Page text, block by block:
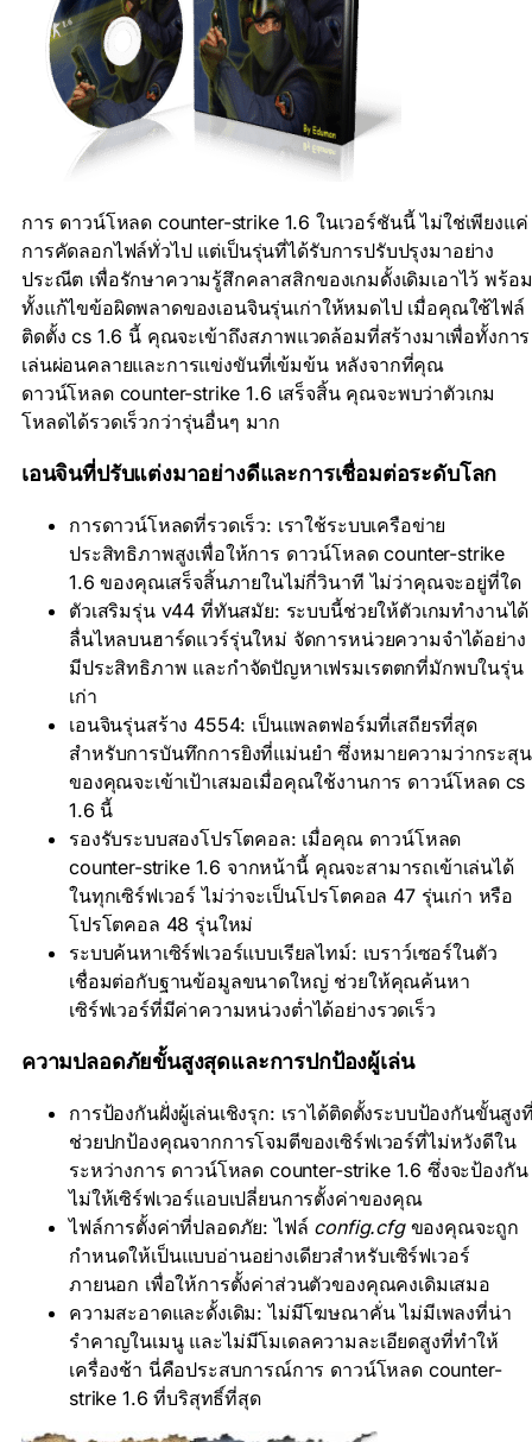
การ ดาวน์โหลด counter-strike 1.6 ในเวอร์ชันนี้ ไม่ใช่เพียงแค่
การคัดลอกไฟล์ทั่วไป แต่เป็นรุ่นที่ได้รับการปรับปรุงมาอย่าง
ประณีต เพื่อรักษาความรู้สึกคลาสสิกของเกมดั้งเดิมเอาไว้ พร้อม
ทั้งแก้ไขข้อผิดพลาดของเอนจินรุ่นเก่าให้หมดไป เมื่อคุณใช้ไฟล์
ติดตั้ง cs 1.6 นี้ คุณจะเข้าถึงสภาพแวดล้อมที่สร้างมาเพื่อทั้งการ
เล่นผ่อนคลายและการแข่งขันที่เข้มข้น หลังจากที่คุณ
ดาวน์โหลด counter-strike 1.6 เสร็จสิ้น คุณจะพบว่าตัวเกม
โหลดได้รวดเร็วกว่ารุ่นอื่นๆ มาก
เอนจินที่ปรับแต่งมาอย่างดีและการเชื่อมต่อระดับโลก
การดาวน์โหลดที่รวดเร็ว: เราใช้ระบบเครือข่าย
ประสิทธิภาพสูงเพื่อให้การ ดาวน์โหลด counter-strike
1.6 ของคุณเสร็จสิ้นภายในไม่กี่วินาที ไม่ว่าคุณจะอยู่ที่ใด
ตัวเสริมรุ่น v44 ที่ทันสมัย: ระบบนี้ช่วยให้ตัวเกมทำงานได้
ลื่นไหลบนฮาร์ดแวร์รุ่นใหม่ จัดการหน่วยความจำได้อย่าง
มีประสิทธิภาพ และกำจัดปัญหาเฟรมเรตตกที่มักพบในรุ่น
เก่า
เอนจินรุ่นสร้าง 4554: เป็นแพลตฟอร์มที่เสถียรที่สุด
สำหรับการบันทึกการยิงที่แม่นยำ ซึ่งหมายความว่ากระสุน
ของคุณจะเข้าเป้าเสมอเมื่อคุณใช้งานการ ดาวน์โหลด cs
1.6 นี้
รองรับระบบสองโปรโตคอล: เมื่อคุณ ดาวน์โหลด
counter-strike 1.6 จากหน้านี้ คุณจะสามารถเข้าเล่นได้
ในทุกเซิร์ฟเวอร์ ไม่ว่าจะเป็นโปรโตคอล 47 รุ่นเก่า หรือ
โปรโตคอล 48 รุ่นใหม่
ระบบค้นหาเซิร์ฟเวอร์แบบเรียลไทม์: เบราว์เซอร์ในตัว
เชื่อมต่อกับฐานข้อมูลขนาดใหญ่ ช่วยให้คุณค้นหา
เซิร์ฟเวอร์ที่มีค่าความหน่วงต่ำได้อย่างรวดเร็ว
ความปลอดภัยขั้นสูงสุดและการปกป้องผู้เล่น
การป้องกันฝั่งผู้เล่นเชิงรุก: เราได้ติดตั้งระบบป้องกันขั้นสูง
ช่วยปกป้องคุณจากการโจมตีของเซิร์ฟเวอร์ที่ไม่หวังดีใน
ระหว่างการ ดาวน์โหลด counter-strike 1.6 ซึ่งจะป้องกัน
ไม่ให้เซิร์ฟเวอร์แอบเปลี่ยนการตั้งค่าของคุณ
ไฟล์การตั้งค่าที่ปลอดภัย: ไฟล์ config.cfgของคุณจะถูก
กำหนดให้เป็นแบบอ่านอย่างเดียวสำหรับเซิร์ฟเวอร์
ภายนอก เพื่อให้การตั้งค่าส่วนตัวของคุณคงเดิมเสมอ
ความสะอาดและดั้งเดิม: ไม่มีโฆษณาคั่น ไม่มีเพลงที่น่า
รำคาญในเมนู และไม่มีโมเดลความละเอียดสูงที่ทำให้
เครื่องช้า นี่คือประสบการณ์การ ดาวน์โหลด counter-
strike 1.6 ที่บริสุทธิ์ที่สุด